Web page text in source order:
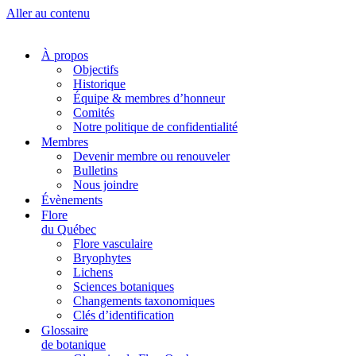
Aller au contenu
À propos
Objectifs
Historique
Équipe & membres d’honneur
Comités
Notre politique de confidentialité
Membres
Devenir membre ou renouveler
Bulletins
Nous joindre
Évènements
Flore
du Québec
Flore vasculaire
Bryophytes
Lichens
Sciences botaniques
Changements taxonomiques
Clés d’identification
Glossaire
de botanique